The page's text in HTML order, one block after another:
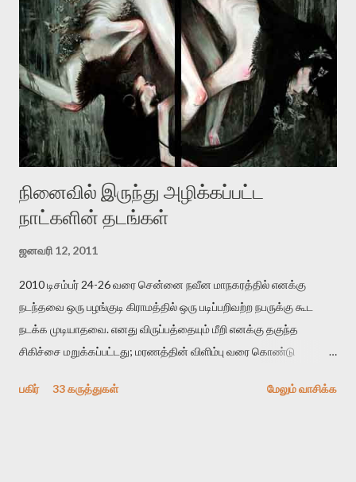
விட்டபடி இருக்கும் என்று ஒரு அச்சத்தை வெளிப்படுத்தியபடி
இருக்கிறார். அவர் கடுமையான பாதுகாப்பின்மை மனநிலையில் உள்ளார்.
உயிர்மை அவரை தாக்க உத்தேசித்தாலும் இல்லை என்றாலும்
ஜெயமோகன் அந்த பிரமையால் தொடர்ந்து அச்சுறுத்தலுக்கு உள்ளாகி
உள்ளார். உங்களை பற்றின இந்த தாக்குதல் கூட இதன் வெளிப்பாடு தான்”.
உண்மையே! ராக்கி படத்தில் குத்துச்சண்டை வீரராக வரும் சில்வெஸ்டர்
ஓரிடத்தில் சொல்வார்: ...
நினைவில் இருந்து அழிக்கப்பட்ட
நாட்களின் தடங்கள்
ஜனவரி 12, 2011
2010 டிசம்பர் 24-26 வரை சென்னை நவீன மாநகரத்தில் எனக்கு
நடந்தவை ஒரு பழங்குடி கிராமத்தில் ஒரு படிப்பறிவற்ற நபருக்கு கூட
நடக்க முடியாதவை. எனது விருப்பத்தையும் மீறி எனக்கு தகுந்த
சிகிச்சை மறுக்கப்பட்டது; மரணத்தின் விளிம்பு வரை கொண்டு
பகிர்
33 கருத்துகள் மேலும் வாசிக்க